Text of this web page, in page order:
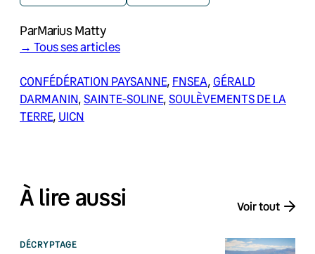
ParMarius Matty
→ Tous ses articles
CONFÉDÉRATION PAYSANNE, FNSEA, GÉRALD
DARMANIN, SAINTE-SOLINE, SOULÈVEMENTS DE LA
TERRE, UICN
À lire aussi Voir tout
DÉCRYPTAGE